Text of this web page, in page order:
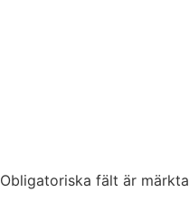
Obligatoriska fält är märkta